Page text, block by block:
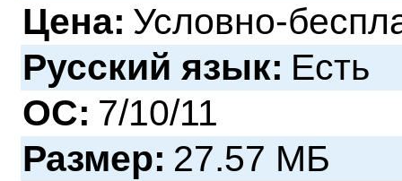
Цена: Условно-
Русский язык: Есть
ОС: 7/10/11
Размер: 27.57 МБ